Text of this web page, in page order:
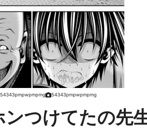
54343pmpwpmpmg 54343pmpwpmpmg
つけてたの先